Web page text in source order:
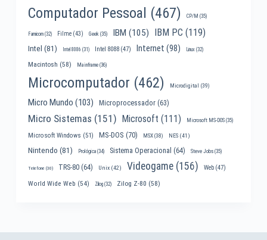
Computador Pessoal (467) CP/M (35)
Famicom(32) Filme(43) Geek(35) IBM (105) IBM PC (119)
Intel (81) Intel 8086 (31) Intel 8088(47) Internet (98) Linux(32)
Macintosh (58) Mainframe(36)
Microcomputador (462) Microdigital (39)
Micro Mundo (103) Microprocessador(63)
Micro Sistemas (151) Microsoft (111) Microsoft MS-DOS(35)
Microsoft Windows (51) MS-DOS (70) MSX(38) NES(41)
Nintendo (81) Prológica(34) Sistema Operacional (64) Steve Jobs(35)
Telefone (30) TRS-80(64) Unix(42) Videogame(156) Web(47)
World Wide Web (54) Zilog(32) Zilog Z-80 (58)